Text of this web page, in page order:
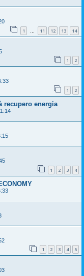
1 … 11 12 13 14
1 2
1 2
recupero energia
1 2 3 4
1 2 3 4 5